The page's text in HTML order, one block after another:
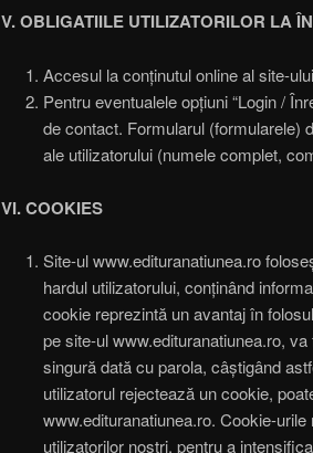
V. OBLIGATIILE UTILIZATORILOR LA
Accesul la conținutul online al site-
Pentru eventualele opțiuni “Login /
de contact. Formularul (formularele)
ale utilizatorului (numele complet,
VI. COOKIES
Site-ul www.edituranatiunea.ro
hardul utilizatorului, conținând
cookie reprezintă un avantaj în
pe site-ul www.edituranatiunea.ro,
singură dată cu parola, câștigând
utilizatorul rejectează un cookie,
www.edituranatiunea.ro. Cookie-
utilizatorilor noștri, pentru a